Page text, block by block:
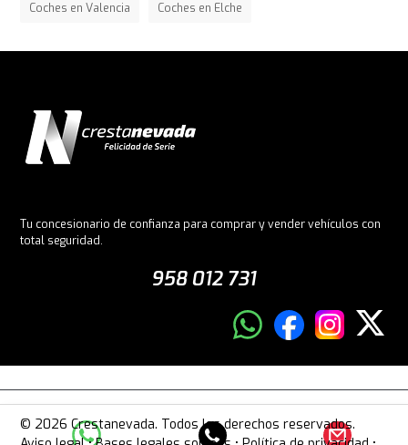
Coches en Valencia Coches en Elche
Tu concesionario de confianza para comprar y vender vehículos con
total seguridad.
958 012 731
© 2026 Crestanevada. Todos los derechos reservados.